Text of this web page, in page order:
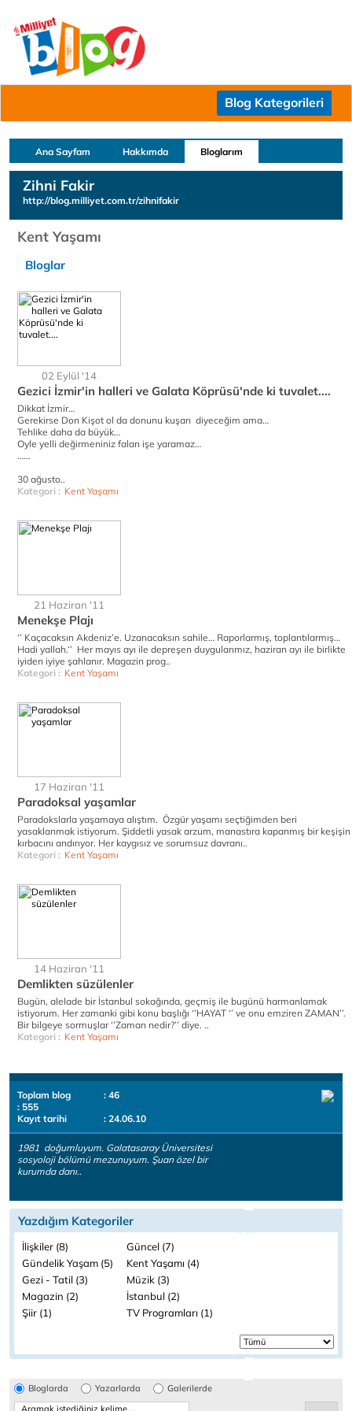
Blog Kategorileri
Ana Sayfam Hakkımda Bloglarım
Zihni Fakir
http://blog.milliyet.com.tr/zihnifakir
Kent Yaşamı
Bloglar
02 Eylül '14
Gezici İzmir'in halleri ve Galata Köprüsü'nde ki tuvalet....
Dikkat İzmir…
Gerekirse Don Kişot ol da donunu kuşan diyeceğim ama…
Tehlike daha da büyük…
Oyle yelli değirmeniniz falan işe yaramaz…
……
30 ağusto..
Kategori : Kent Yaşamı
21 Haziran '11
Menekşe Plajı
‘’ Kaçacaksın Akdeniz’e. Uzanacaksın sahile… Raporlarmış, toplantılarmış…
Hadi yallah.‘’ Her mayıs ayı ile depreşen duygularımız, haziran ayı ile birlikte
iyiden iyiye şahlanır. Magazin prog..
Kategori : Kent Yaşamı
17 Haziran '11
Paradoksal yaşamlar
Paradokslarla yaşamaya alıştım. Özgür yaşamı seçtiğimden beri
yasaklanmak istiyorum. Şiddetli yasak arzum, manastıra kapanmış bir keşişin
kırbacını andırıyor. Her kaygısız ve sorumsuz davranı..
Kategori : Kent Yaşamı
14 Haziran '11
Demlikten süzülenler
Bugün, alelade bir İstanbul sokağında, geçmiş ile bugünü harmanlamak
istiyorum. Her zamanki gibi konu başlığı ‘’HAYAT ‘’ ve onu emziren ZAMAN’’.
Bir bilgeye sormuşlar ‘’Zaman nedir?’’ diye. ..
Kategori : Kent Yaşamı
Toplam blog
: 46
: 555
Kayıt tarihi
: 24.06.10
1981 doğumluyum. Galatasaray Üniversitesi
sosyoloji bölümü mezunuyum. Şuan özel bir
kurumda danı..
Yazdığım Kategoriler
İlişkiler (8)
Güncel (7)
Gündelik Yaşam (5)
Kent Yaşamı (4)
Gezi - Tatil (3)
Müzik (3)
Magazin (2)
İstanbul (2)
Şiir (1)
TV Programları (1)
Bloglarda Yazarlarda Galerilerde